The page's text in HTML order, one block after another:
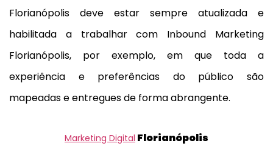
Florianópolis deve estar sempre atualizada e
habilitada a trabalhar com Inbound Marketing
Florianópolis, por exemplo, em que toda a
experiência e preferências do público são
mapeadas e entregues de forma abrangente.
Marketing Digital Florianópolis